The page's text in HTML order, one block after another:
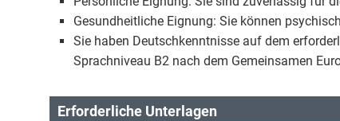
Gesundheitliche Eignung: Sie können
Sie haben Deutschkenntnisse auf dem
Sprachniveau B2 nach dem Gemeinsamen
Erforderliche Unterlagen